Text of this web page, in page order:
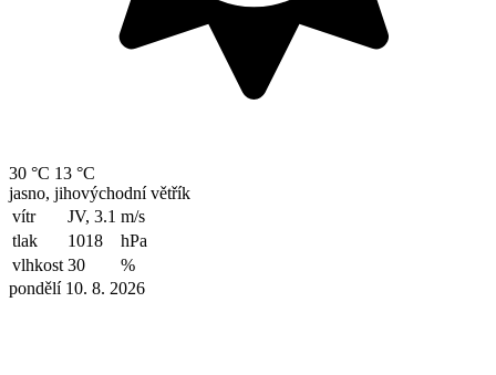
30 °C 13 °C
jasno, jihovýchodní větřík
vítr
JV, 3.1 m/s
tlak
1018
hPa
vlhkost 30
%
pondělí 10. 8. 2026